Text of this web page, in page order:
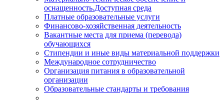
оснащенность.Доступная среда
Платные образовательные услуги
Финансово-хозяйственная деятельность
Вакантные места для приема (перевода)
обучающихся
Стипендии и иные виды материальной поддержки
Международное сотрудничество
Организация питания в образовательной
организации
Образовательные стандарты и требования